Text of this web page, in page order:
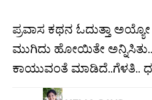
ಪ್ರವಾಸ ಕಥನ ಓದುತ್ತಾ
ಮುಗಿದು ಹೋಯಿತೇ
ಕಾಯುವಂತೆ ಮಾಡಿದೆ..ಗೆಳತಿ..